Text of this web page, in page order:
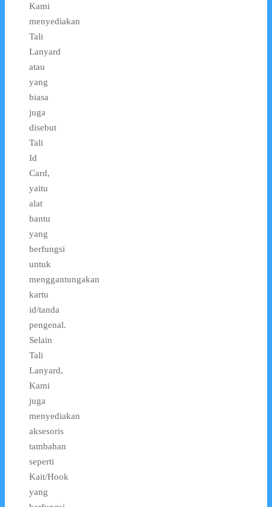
Kami
menyediakan
Tali
Lanyard
atau
yang
biasa
juga
disebut
Tali
Id
Card,
yaitu
alat
bantu
yang
berfungsi
untuk
menggantungakan
kartu
id/tanda
pengenal.
Selain
Tali
Lanyard,
Kami
juga
menyediakan
aksesoris
tambahan
seperti
Kait/Hook
yang